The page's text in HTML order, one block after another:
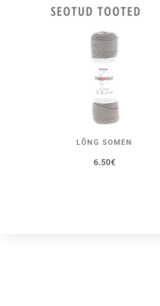
SEOTUD TOOTED
VALI
LÕNG SOMEN
6.50€